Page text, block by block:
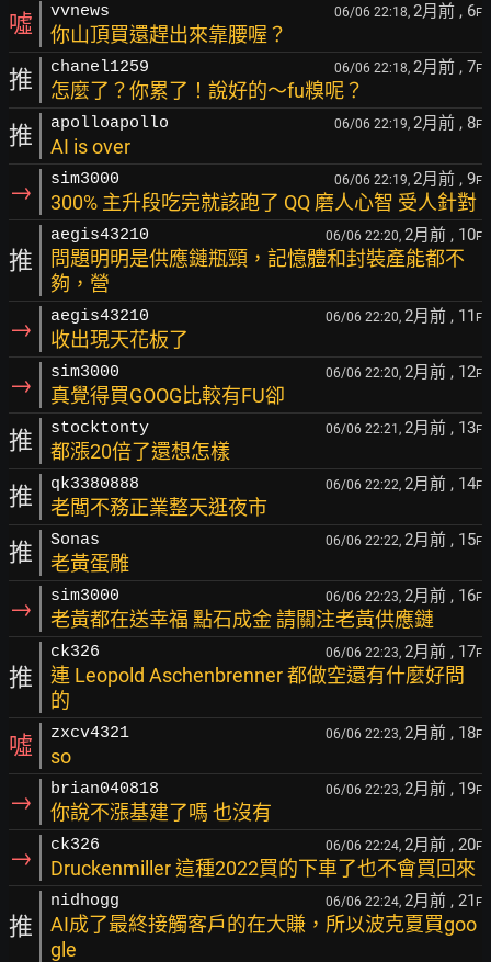
噓 vvnews 06/06 22:18, 2月前 , 6F
你山頂買還趕出來靠腰喔？
推 chanel1259 06/06 22:18, 2月前 , 7F
怎麼了？你累了！說好的～fu糗呢？
推 apolloapollo 06/06 22:19, 2月前 , 8F
AI is over
→ sim3000 06/06 22:19, 2月前 , 9F
300% 主升段吃完就該跑了 QQ 磨人心智 受人針對
推
aegis43210 06/06 22:20, 2月前 , 10F
問題明明是供應鏈瓶頸，記憶體和封裝產能都不
夠，營
→ aegis43210 06/06 22:20, 2月前 , 11 F
收出現天花板了
→ sim3000 06/06 22:20, 2月前 , 12F
真覺得買GOOG比較有FU卻
推 stocktonty 06/06 22:21, 2月前 , 13F
都漲20倍了還想怎樣
推 qk3380888 06/06 22:22, 2月前 , 14F
老闆不務正業整天逛夜市
推 Sonas 06/06 22:22, 2月前 , 15F
老黃蛋雕
→ sim3000 06/06 22:23, 2月前 , 16F
老黃都在送幸福 點石成金 請關注老黃供應鏈
推
ck326 06/06 22:23, 2月前 , 17F
連 Leopold Aschenbrenner 都做空還有什麼好問
的
噓 zxcv4321 06/06 22:23, 2月前 , 18F
so
→ brian040818 06/06 22:23, 2月前 , 19F
你說不漲基建了嗎 也沒有
→ ck326 06/06 22:24, 2月前 , 20F
Druckenmiller 這種2022買的下車了也不會買回來
推
nidhogg 06/06 22:24, 2月前 , 21 F
AI成了最終接觸客戶的在大賺，所以波克夏買goo
gle